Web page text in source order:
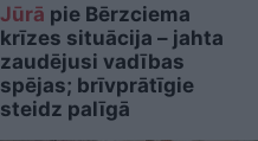
Jūrā pie Bērzciema
krīzes situācija – jahta
zaudējusi vadības
spējas; brīvprātīgie
steidz palīgā